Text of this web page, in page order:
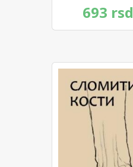
693 rsd